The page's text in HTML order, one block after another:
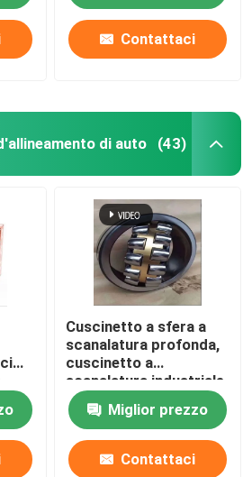
Contattaci
di auto (43)
Cuscinetto a sfera a
scanalatura profonda,
cuscinetto a
scanalatura industriale
2222-2RS sigillato
Miglior prezzo
Contattaci